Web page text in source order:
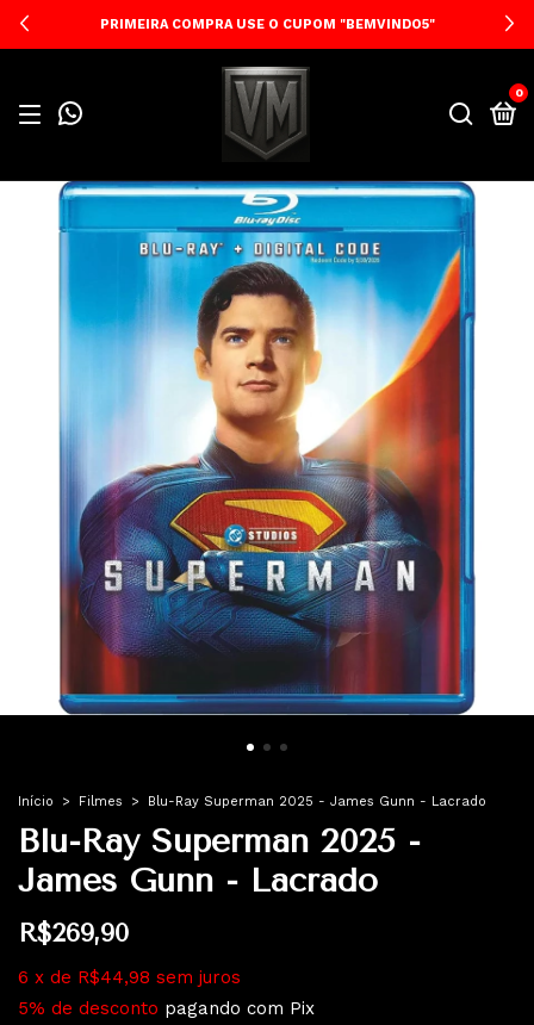
PRIMEIRA COMPRA USE O CUPOM "BEMVINDO5"
0
Início > Filmes > Blu-Ray Superman 2025 - James Gunn - Lacrado
Blu-Ray Superman 2025 -
James Gunn - Lacrado
R$269,90
6 x de R$44,98 sem juros
5% de desconto pagando com Pix